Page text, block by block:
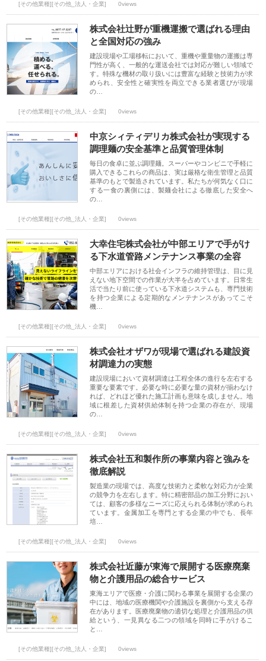
[その他業種][その他_法人・企業] 0views
株式会社辻野が重機運搬で選ばれる理由
と全国対応の強み
建設現場や工場移転において、重機や重量物の運搬は専
門性が高く、一般的な運送会社では対応が難しい領域で
す。特殊な機材の取り扱いには豊富な経験と技術力が求
められ、安全性と確実性を両立できる業者選びが現場
の…
[その他業種][その他_法人・企業] 0views
中京シィティデリカ株式会社が実現する
調理麺の安全基準と品質管理体制
毎日の食卓に並ぶ調理麺。スーパーやコンビニで手軽に
購入できるこれらの商品は、実は厳格な衛生管理と品質
基準のもとで製造されています。私たちが何気なく口に
する一食の裏側には、製麺会社による徹底した安全へ
の…
[その他業種][その他_法人・企業] 0views
大幸住宅株式会社が中部エリアで手がけ
る下水道管路メンテナンス事業の全容
中部エリアにおける社会インフラの維持管理は、目に見
えない地下空間での作業が大半を占めています。日常生
活で当たり前に使っている下水道システムも、専門技術
を持つ企業による定期的なメンテナンスがあってこそ
機…
[その他業種][その他_法人・企業] 0views
株式会社オザワが現場で選ばれる建設資
材調達力の実態
建設現場において資材調達は工程全体の進行を左右する
重要な要素です。必要な時に必要な量の資材が揃わなけ
れば、どれほど優れた施工計画も意味を成しません。地
域に根差した資材供給体制を持つ企業の存在が、現場
の…
[その他業種][その他_法人・企業] 0views
株式会社五和製作所の事業内容と強みを
徹底解説
製造業の現場では、高度な技術力と柔軟な対応力が企業
の競争力を左右します。特に精密部品の加工分野におい
ては、顧客の多様なニーズに応えられる体制が求められ
ています。金属加工を専門とする企業の中でも、長年
培…
[その他業種][その他_法人・企業] 0views
株式会社近藤が東海で展開する医療廃棄
物と介護用品の総合サービス
東海エリアで医療・介護に関わる事業を展開する企業の
中には、地域の医療機関や介護施設を裏側から支える存
在があります。医療廃棄物の適切な処理と介護用品の供
給という、一見異なる二つの領域を同時に手がけるこ
と…
[その他業種][その他_法人・企業] 0views